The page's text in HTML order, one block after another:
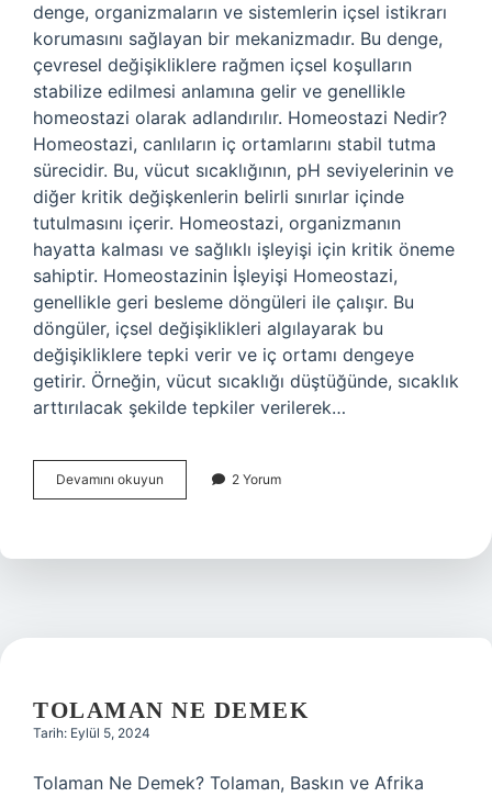
denge, organizmaların ve sistemlerin içsel istikrarı
korumasını sağlayan bir mekanizmadır. Bu denge,
çevresel değişikliklere rağmen içsel koşulların
stabilize edilmesi anlamına gelir ve genellikle
homeostazi olarak adlandırılır. Homeostazi Nedir?
Homeostazi, canlıların iç ortamlarını stabil tutma
sürecidir. Bu, vücut sıcaklığının, pH seviyelerinin ve
diğer kritik değişkenlerin belirli sınırlar içinde
tutulmasını içerir. Homeostazi, organizmanın
hayatta kalması ve sağlıklı işleyişi için kritik öneme
sahiptir. Homeostazinin İşleyişi Homeostazi,
genellikle geri besleme döngüleri ile çalışır. Bu
döngüler, içsel değişiklikleri algılayarak bu
değişikliklere tepki verir ve iç ortamı dengeye
getirir. Örneğin, vücut sıcaklığı düştüğünde, sıcaklık
arttırılacak şekilde tepkiler verilerek…
Devamını okuyun
Iç
Ne
2 Yorum
TOLAMAN NE DEMEK
Tarih: Eylül 5, 2024
Tolaman Ne Demek? Tolaman, Baskın ve Afrika